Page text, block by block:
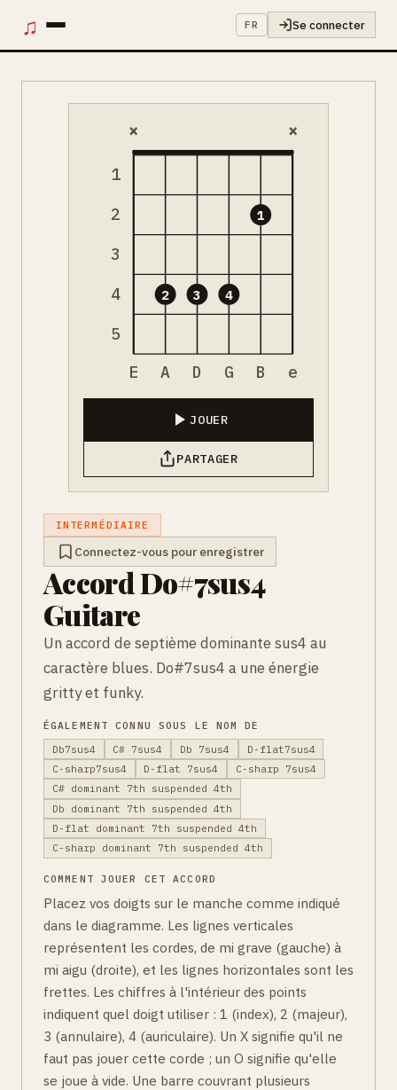
♫ FR Se connecter
1
2
3
4
5
× ×
2 3 4
1
E A D G B e
JOUER
PARTAGER
INTERMÉDIAIRE
Connectez-vous pour enregistrer
Accord Do#7sus4
Guitare
Un accord de septième dominante sus4 au
caractère blues. Do#7sus4 a une énergie
gritty et funky.
ÉGALEMENT CONNU SOUS LE NOM DE
Db7sus4
C# 7sus4 Db 7sus4
D-flat7sus4
C-sharp7sus4
D-flat 7sus4
C-sharp 7sus4
C# dominant 7th suspended 4th
Db dominant 7th suspended 4th
D-flat dominant 7th suspended 4th
C-sharp dominant 7th suspended 4th
COMMENT JOUER CET ACCORD
Placez vos doigts sur le manche comme indiqué
dans le diagramme. Les lignes verticales
représentent les cordes, de mi grave (gauche) à
mi aigu (droite), et les lignes horizontales sont les
frettes. Les chiffres à l'intérieur des points
indiquent quel doigt utiliser : 1 (index), 2 (majeur),
3 (annulaire), 4 (auriculaire). Un X signifie qu'il ne
faut pas jouer cette corde ; un O signifie qu'elle
se joue à vide. Une barre couvrant plusieurs